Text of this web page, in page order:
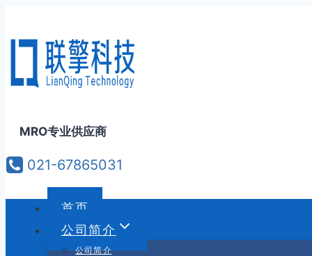
MRO专业供应商
021-67865031
首页
公司简介
公司简介